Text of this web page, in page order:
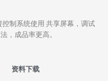
制系统使用 共享屏幕，调试
，成品率更高。
资料下载